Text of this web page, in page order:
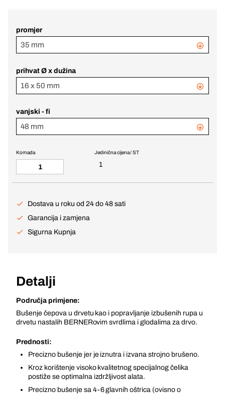
promjer
35 mm
prihvat Ø x dužina
16 x 50 mm
vanjski - fi
48 mm
Jedinična cijena / ST
1
Komada
Dostava u roku od 24 do 48 sati
Garancija i zamjena
Sigurna Kupnja
Detalji
Područja primjene:
Bušenje čepova u drvetu kao i popravljanje izbušenih rupa u
drvetu nastalih BERNERovim svrdlima i glodalima za drvo.
Prednosti:
Precizno bušenje jer je iznutra i izvana strojno brušeno.
Kroz korištenje visoko kvalitetnog specijalnog čelika
postiže se optimalna izdržljivost alata.
Precizno bušenje sa 4-6 glavnih oštrica (ovisno o